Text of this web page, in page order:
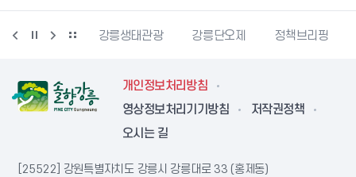
동물사랑센터 강릉생태관광 강릉단오제 정책브리핑
개인정보처리방침
영상정보처리기기방침
저작권정책
오시는 길
[25522] 강원특별자치도 강릉시 강릉대로 33 (홍제동)